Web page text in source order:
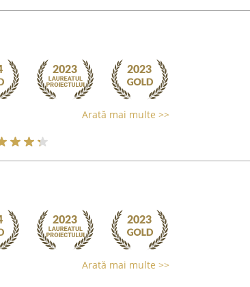
Arată mai multe >>
Arată mai multe >>